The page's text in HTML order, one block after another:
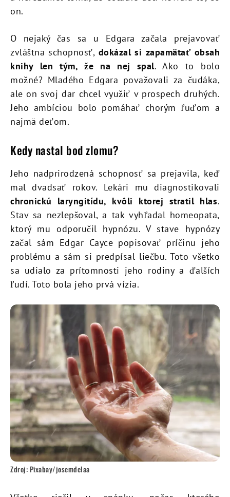
on.
O nejaký čas sa u Edgara začala prejavovať
zvláštna schopnosť, dokázal si zapamätať obsah
knihy len tým, že na nej spal. Ako to bolo
možné? Mladého Edgara považovali za čudáka,
ale on svoj dar chcel využiť v prospech druhých.
Jeho ambíciou bolo pomáhať chorým ľuďom a
najmä deťom.
Kedy nastal bod zlomu?
Jeho nadprirodzená schopnosť sa prejavila, keď
mal dvadsať rokov. Lekári mu diagnostikovali
chronickú laryngitídu, kvôli ktorej stratil hlas.
Stav sa nezlepšoval, a tak vyhľadal homeopata,
ktorý mu odporučil hypnózu. V stave hypnózy
začal sám Edgar Cayce popisovať príčinu jeho
problému a sám si predpísal liečbu. Toto všetko
sa udialo za prítomnosti jeho rodiny a ďalších
ľudí. Toto bola jeho prvá vízia.
Zdroj: Pixabay/josemdelaa